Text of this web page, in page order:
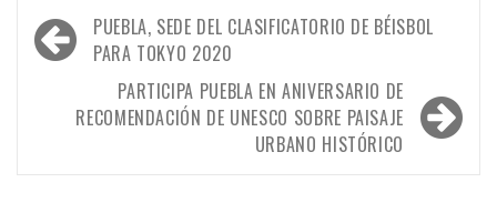
Navegación
de
entradas
PUEBLA, SEDE DEL CLASIFICATORIO DE BÉISBOL
PARA TOKYO 2020
PARTICIPA PUEBLA EN ANIVERSARIO DE
RECOMENDACIÓN DE UNESCO SOBRE PAISAJE
URBANO HISTÓRICO